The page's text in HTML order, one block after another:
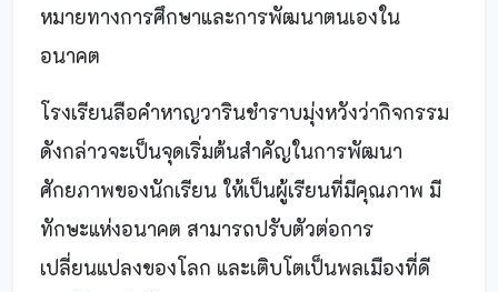
หมายทางการศึกษาและการพัฒนาตนเองใน
อนาคต
โรงเรียนลือคำหาญวารินชำราบมุ่งหวังว่ากิจกรรม
ดังกล่าวจะเป็นจุดเริ่มต้นสำคัญในการพัฒนา
ศักยภาพของนักเรียน ให้เป็นผู้เรียนที่มีคุณภาพ มี
ทักษะแห่งอนาคต สามารถปรับตัวต่อการ
เปลี่ยนแปลงของโลก และเติบโตเป็นพลเมืองที่ดี